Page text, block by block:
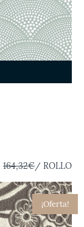
164,32€/ ROLLO
¡Oferta!